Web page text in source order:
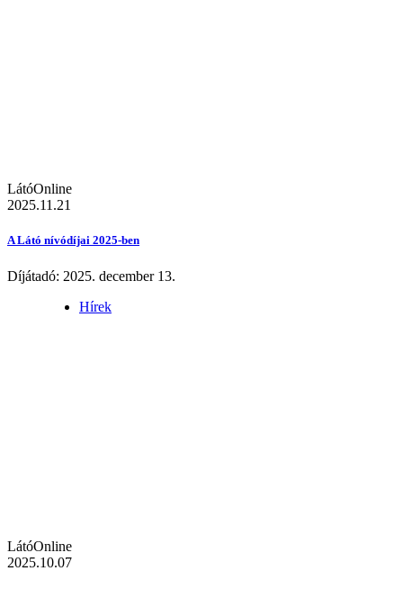
LátóOnline
2025.11.21
A Látó nívódíjai 2025-ben
Díjátadó: 2025. december 13.
Hírek
LátóOnline
2025.10.07